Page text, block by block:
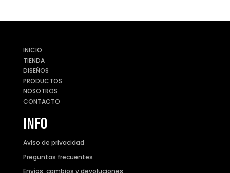
INICIO
TIENDA
DISEÑOS
PRODUCTOS
NOSOTROS
CONTACTO
INFO
Aviso de privacidad
Preguntas frecuentes
Envíos, cambios y devoluciones